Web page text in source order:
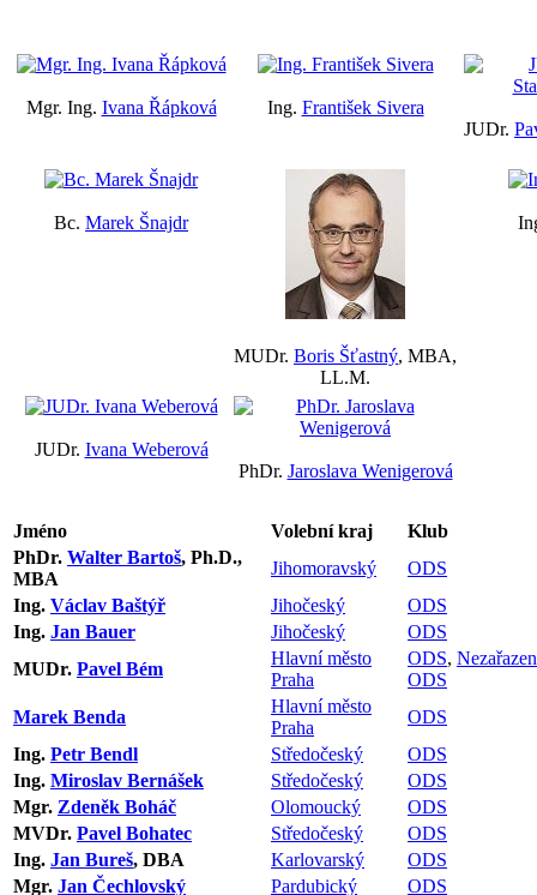
Mgr. Ing. Ivana Řápková Ing. František Sivera
JUDr.
Bc. Marek Šnajdr
MUDr. Boris Šťastný, MBA,
LL.M.
JUDr. Ivana Weberová
PhDr. Jaroslava Wenigerová
Jméno Volební kraj
Klub
PhDr. Walter Bartoš, Ph.D.,
MBA
Jihomoravský
ODS
Ing. Václav Baštýř Jihočeský
ODS
Ing. Jan Bauer Jihočeský
ODS
MUDr. Pavel Bém
Hlavní město
Praha
ODS,
ODS
Marek Benda
Hlavní město
Praha
ODS
Ing. Petr Bendl Středočeský
ODS
Ing. Miroslav Bernášek Středočeský
ODS
Mgr. Zdeněk Boháč Olomoucký
ODS
MVDr. Pavel Bohatec Středočeský
ODS
Ing. Jan Bureš, DBA Karlovarský
ODS
Mgr. Jan Čechlovský Pardubický ODS